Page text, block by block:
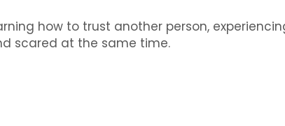
how to trust another person,
scared at the same time.